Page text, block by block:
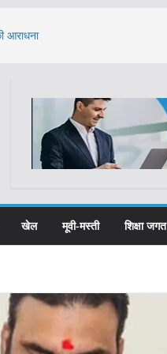
आराधना
फिल्म
ने लिया नशा
खेल मूवी-मस्ती शिक्षा जगत